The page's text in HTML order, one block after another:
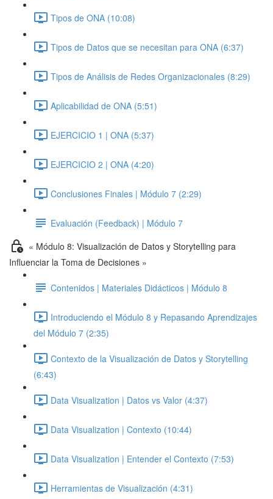
Tipos de ONA (10:08)
Tipos de Datos que se necesitan para ONA (6:37)
Tipos de Análisis de Redes Organizacionales (8:29)
Aplicabilidad de ONA (5:51)
EJERCICIO 1 | ONA (5:37)
EJERCICIO 2 | ONA (4:20)
Conclusiones Finales | Módulo 7 (2:29)
Evaluación (Feedback) | Módulo 7
« Módulo 8: Visualización de Datos y Storytelling para
Influenciar la Toma de Decisiones »
Contenidos | Materiales Didácticos | Módulo 8
Introduciendo el Módulo 8 y Repasando Aprendizajes
del Módulo 7 (2:35)
Contexto de la Visualización de Datos y Storytelling
(6:43)
Data Visualization | Datos vs Valor (4:37)
Data Visualization | Contexto (10:44)
Data Visualization | Entender el Contexto (7:53)
Herramientas de Visualización (4:31)